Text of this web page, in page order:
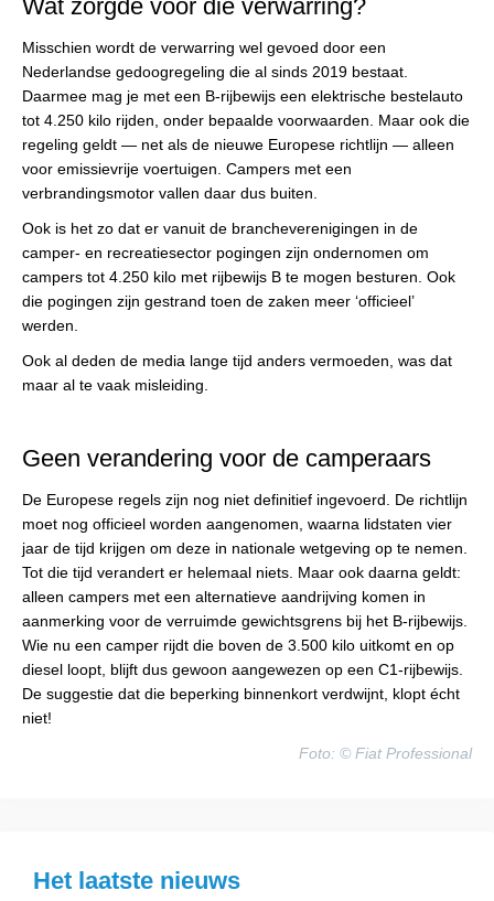
Wat zorgde voor die verwarring?
Misschien wordt de verwarring wel gevoed door een
Nederlandse gedoogregeling die al sinds 2019 bestaat.
Daarmee mag je met een B-rijbewijs een elektrische bestelauto
tot 4.250 kilo rijden, onder bepaalde voorwaarden. Maar ook die
regeling geldt — net als de nieuwe Europese richtlijn — alleen
voor emissievrije voertuigen. Campers met een
verbrandingsmotor vallen daar dus buiten.
Ook is het zo dat er vanuit de brancheverenigingen in de
camper- en recreatiesector pogingen zijn ondernomen om
campers tot 4.250 kilo met rijbewijs B te mogen besturen. Ook
die pogingen zijn gestrand toen de zaken meer ‘officieel’
werden.
Ook al deden de media lange tijd anders vermoeden, was dat
maar al te vaak misleiding.
Geen verandering voor de camperaars
De Europese regels zijn nog niet definitief ingevoerd. De richtlijn
moet nog officieel worden aangenomen, waarna lidstaten vier
jaar de tijd krijgen om deze in nationale wetgeving op te nemen.
Tot die tijd verandert er helemaal niets. Maar ook daarna geldt:
alleen campers met een alternatieve aandrijving komen in
aanmerking voor de verruimde gewichtsgrens bij het B-rijbewijs.
Wie nu een camper rijdt die boven de 3.500 kilo uitkomt en op
diesel loopt, blijft dus gewoon aangewezen op een C1-rijbewijs.
De suggestie dat die beperking binnenkort verdwijnt, klopt écht
niet!
Foto: © Fiat Professional
Het laatste nieuws